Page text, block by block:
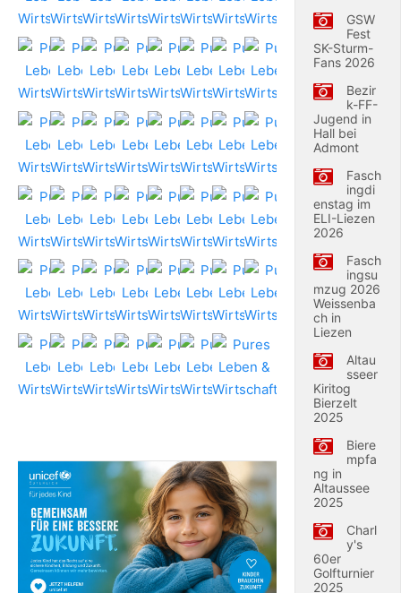
GSW
Fest
SK-Sturm-
Fans 2026
Bezir
k-FF-
Jugend in
Hall bei
Admont
Fasch
ingdi
enstag im
ELI-Liezen
2026
Fasch
ingsu
mzug 2026
Weissenba
ch in
Liezen
Altau
sseer
Kiritog
Bierzelt
2025
Biere
mpfa
ng in
Altaussee
2025
Charl
y's
60er
Golfturnier
2025